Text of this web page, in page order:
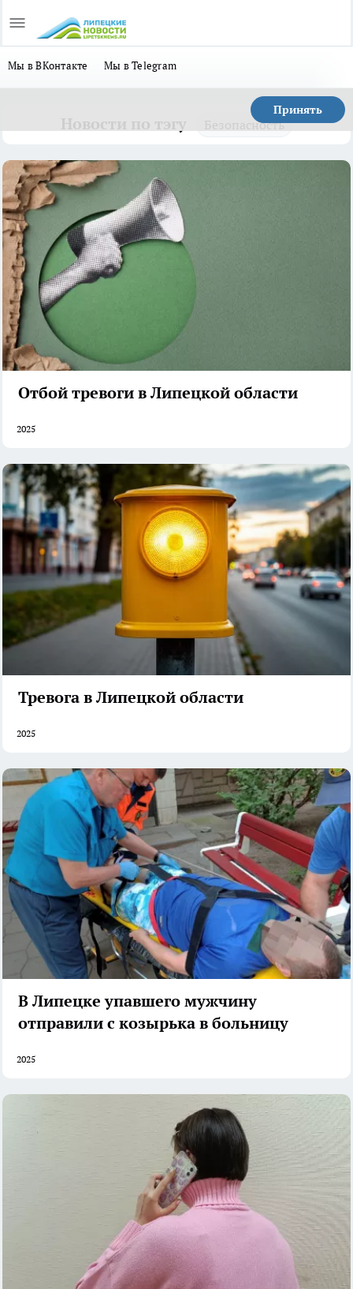
Мы в ВКонтакте Мы в Telegram
Принять
Безопасность
Отбой тревоги в Липецкой области
2025
Тревога в Липецкой области
2025
В Липецке упавшего мужчину
отправили с козырька в больницу
2025